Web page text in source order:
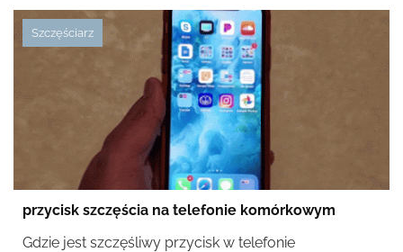
Szczęściarz
przycisk szczęścia na telefonie komórkowym
Gdzie jest szczęśliwy przycisk w telefonie